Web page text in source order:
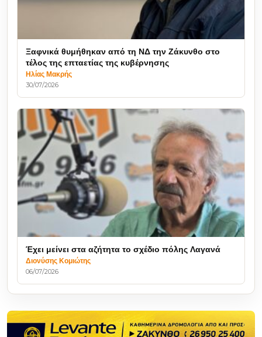
Ξαφνικά θυμήθηκαν από τη ΝΔ την Ζάκυνθο στο
τέλος της επταετίας της κυβέρνησης
Ηλίας Μακρής
30/07/2026
Έχει μείνει στα αζήτητα το σχέδιο πόλης Λαγανά
Διονύσης Κομιώτης
06/07/2026